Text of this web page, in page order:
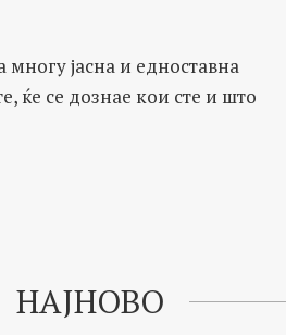
многу јасна и едноставна
ќе се дознае кои сте и што
НАЈНОВО